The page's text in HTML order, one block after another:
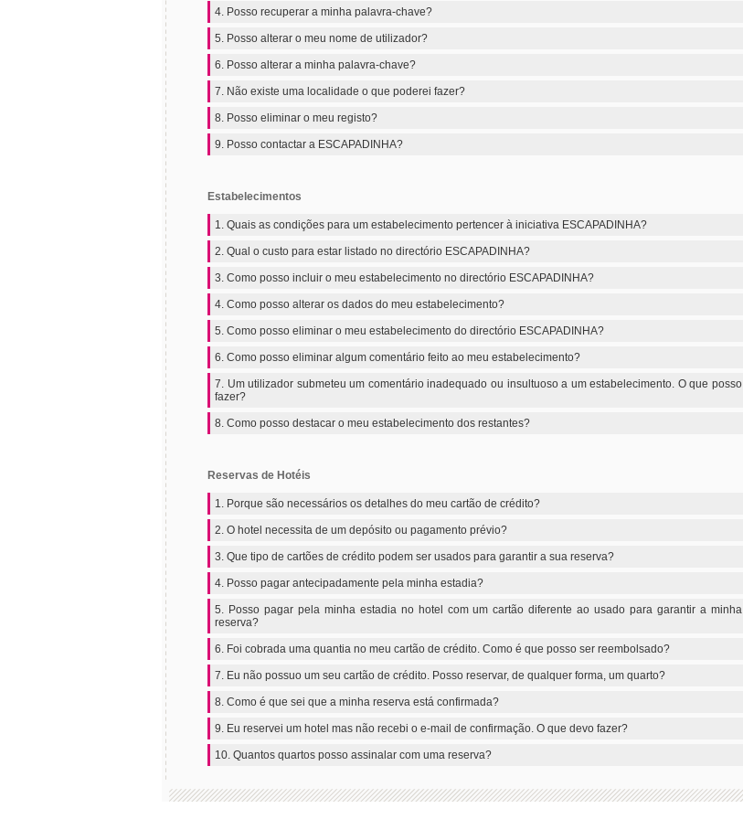
4. Posso recuperar a minha palavra-chave?
5. Posso alterar o meu nome de utilizador?
6. Posso alterar a minha palavra-chave?
7. Não existe uma localidade o que poderei fazer?
8. Posso eliminar o meu registo?
9. Posso contactar a ESCAPADINHA?
Estabelecimentos
1. Quais as condições para um estabelecimento pertencer à iniciativa ESCAPADINHA?
2. Qual o custo para estar listado no directório ESCAPADINHA?
3. Como posso incluir o meu estabelecimento no directório ESCAPADINHA?
4. Como posso alterar os dados do meu estabelecimento?
5. Como posso eliminar o meu estabelecimento do directório ESCAPADINHA?
6. Como posso eliminar algum comentário feito ao meu estabelecimento?
7. Um utilizador submeteu um comentário inadequado ou insultuoso a um estabelecimento. O que posso
fazer?
8. Como posso destacar o meu estabelecimento dos restantes?
Reservas de Hotéis
1. Porque são necessários os detalhes do meu cartão de crédito?
2. O hotel necessita de um depósito ou pagamento prévio?
3. Que tipo de cartões de crédito podem ser usados para garantir a sua reserva?
4. Posso pagar antecipadamente pela minha estadia?
5. Posso pagar pela minha estadia no hotel com um cartão diferente ao usado para garantir a minha
reserva?
6. Foi cobrada uma quantia no meu cartão de crédito. Como é que posso ser reembolsado?
7. Eu não possuo um seu cartão de crédito. Posso reservar, de qualquer forma, um quarto?
8. Como é que sei que a minha reserva está confirmada?
9. Eu reservei um hotel mas não recebi o e-mail de confirmação. O que devo fazer?
10. Quantos quartos posso assinalar com uma reserva?